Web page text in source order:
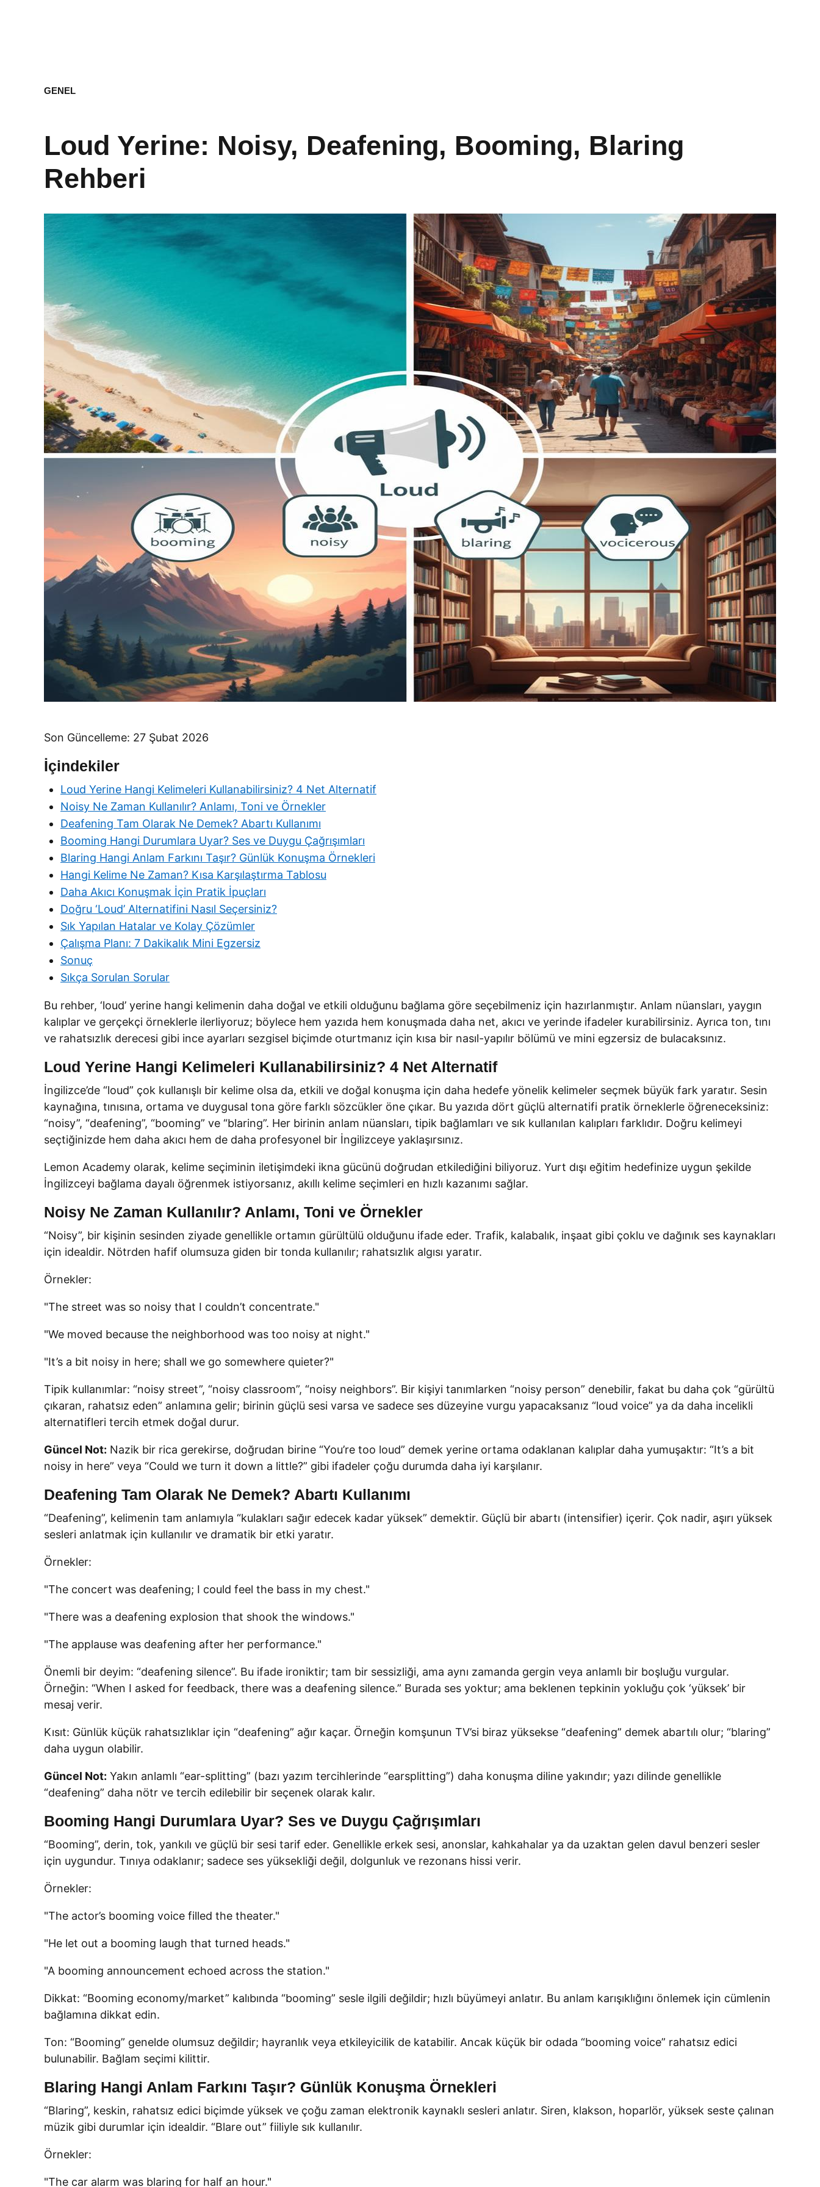
GENEL
Loud Yerine: Noisy, Deafening, Booming, Blaring
Rehberi
Son Güncelleme: 27 Şubat 2026
İçindekiler
Loud Yerine Hangi Kelimeleri Kullanabilirsiniz? 4 Net Alternatif
Noisy Ne Zaman Kullanılır? Anlamı, Toni ve Örnekler
Deafening Tam Olarak Ne Demek? Abartı Kullanımı
Booming Hangi Durumlara Uyar? Ses ve Duygu Çağrışımları
Blaring Hangi Anlam Farkını Taşır? Günlük Konuşma Örnekleri
Hangi Kelime Ne Zaman? Kısa Karşılaştırma Tablosu
Daha Akıcı Konuşmak İçin Pratik İpuçları
Doğru ‘Loud’ Alternatifini Nasıl Seçersiniz?
Sık Yapılan Hatalar ve Kolay Çözümler
Çalışma Planı: 7 Dakikalık Mini Egzersiz
Sonuç
Sıkça Sorulan Sorular
Bu rehber, ‘loud’ yerine hangi kelimenin daha doğal ve etkili olduğunu bağlama göre seçebilmeniz için hazırlanmıştır. Anlam nüansları, yaygın
kalıplar ve gerçekçi örneklerle ilerliyoruz; böylece hem yazıda hem konuşmada daha net, akıcı ve yerinde ifadeler kurabilirsiniz. Ayrıca ton, tını
ve rahatsızlık derecesi gibi ince ayarları sezgisel biçimde oturtmanız için kısa bir nasıl-yapılır bölümü ve mini egzersiz de bulacaksınız.
Loud Yerine Hangi Kelimeleri Kullanabilirsiniz? 4 Net Alternatif
İngilizce’de “loud” çok kullanışlı bir kelime olsa da, etkili ve doğal konuşma için daha hedefe yönelik kelimeler seçmek büyük fark yaratır. Sesin
kaynağına, tınısına, ortama ve duygusal tona göre farklı sözcükler öne çıkar. Bu yazıda dört güçlü alternatifi pratik örneklerle öğreneceksiniz:
“noisy”, “deafening”, “booming” ve “blaring”. Her birinin anlam nüansları, tipik bağlamları ve sık kullanılan kalıpları farklıdır. Doğru kelimeyi
seçtiğinizde hem daha akıcı hem de daha profesyonel bir İngilizceye yaklaşırsınız.
Lemon Academy olarak, kelime seçiminin iletişimdeki ikna gücünü doğrudan etkilediğini biliyoruz. Yurt dışı eğitim hedefinize uygun şekilde
İngilizceyi bağlama dayalı öğrenmek istiyorsanız, akıllı kelime seçimleri en hızlı kazanımı sağlar.
Noisy Ne Zaman Kullanılır? Anlamı, Toni ve Örnekler
“Noisy”, bir kişinin sesinden ziyade genellikle ortamın gürültülü olduğunu ifade eder. Trafik, kalabalık, inşaat gibi çoklu ve dağınık ses kaynakları
için idealdir. Nötrden hafif olumsuza giden bir tonda kullanılır; rahatsızlık algısı yaratır.
Örnekler:
"The street was so noisy that I couldn’t concentrate."
"We moved because the neighborhood was too noisy at night."
"It’s a bit noisy in here; shall we go somewhere quieter?"
Tipik kullanımlar: “noisy street”, “noisy classroom”, “noisy neighbors”. Bir kişiyi tanımlarken “noisy person” denebilir, fakat bu daha çok “gürültü
çıkaran, rahatsız eden” anlamına gelir; birinin güçlü sesi varsa ve sadece ses düzeyine vurgu yapacaksanız “loud voice” ya da daha incelikli
alternatifleri tercih etmek doğal durur.
Güncel Not: Nazik bir rica gerekirse, doğrudan birine “You’re too loud” demek yerine ortama odaklanan kalıplar daha yumuşaktır: “It’s a bit
noisy in here” veya “Could we turn it down a little?” gibi ifadeler çoğu durumda daha iyi karşılanır.
Deafening Tam Olarak Ne Demek? Abartı Kullanımı
“Deafening”, kelimenin tam anlamıyla “kulakları sağır edecek kadar yüksek” demektir. Güçlü bir abartı (intensifier) içerir. Çok nadir, aşırı yüksek
sesleri anlatmak için kullanılır ve dramatik bir etki yaratır.
Örnekler:
"The concert was deafening; I could feel the bass in my chest."
"There was a deafening explosion that shook the windows."
"The applause was deafening after her performance."
Önemli bir deyim: “deafening silence”. Bu ifade ironiktir; tam bir sessizliği, ama aynı zamanda gergin veya anlamlı bir boşluğu vurgular.
Örneğin: “When I asked for feedback, there was a deafening silence.” Burada ses yoktur; ama beklenen tepkinin yokluğu çok ‘yüksek’ bir
mesaj verir.
Kısıt: Günlük küçük rahatsızlıklar için “deafening” ağır kaçar. Örneğin komşunun TV’si biraz yüksekse “deafening” demek abartılı olur; “blaring”
daha uygun olabilir.
Güncel Not: Yakın anlamlı “ear-splitting” (bazı yazım tercihlerinde “earsplitting”) daha konuşma diline yakındır; yazı dilinde genellikle
“deafening” daha nötr ve tercih edilebilir bir seçenek olarak kalır.
Booming Hangi Durumlara Uyar? Ses ve Duygu Çağrışımları
“Booming”, derin, tok, yankılı ve güçlü bir sesi tarif eder. Genellikle erkek sesi, anonslar, kahkahalar ya da uzaktan gelen davul benzeri sesler
için uygundur. Tınıya odaklanır; sadece ses yüksekliği değil, dolgunluk ve rezonans hissi verir.
Örnekler:
"The actor’s booming voice filled the theater."
"He let out a booming laugh that turned heads."
"A booming announcement echoed across the station."
Dikkat: “Booming economy/market” kalıbında “booming” sesle ilgili değildir; hızlı büyümeyi anlatır. Bu anlam karışıklığını önlemek için cümlenin
bağlamına dikkat edin.
Ton: “Booming” genelde olumsuz değildir; hayranlık veya etkileyicilik de katabilir. Ancak küçük bir odada “booming voice” rahatsız edici
bulunabilir. Bağlam seçimi kilittir.
Blaring Hangi Anlam Farkını Taşır? Günlük Konuşma Örnekleri
“Blaring”, keskin, rahatsız edici biçimde yüksek ve çoğu zaman elektronik kaynaklı sesleri anlatır. Siren, klakson, hoparlör, yüksek seste çalınan
müzik gibi durumlar için idealdir. “Blare out” fiiliyle sık kullanılır.
Örnekler:
"The car alarm was blaring for half an hour."